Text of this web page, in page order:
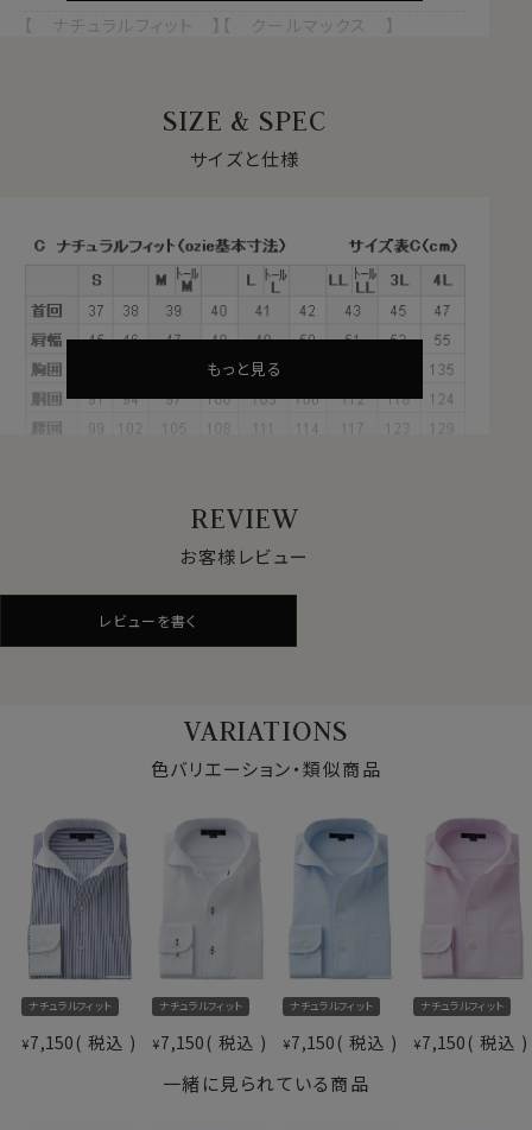
【 ナチュラルフィット 】【 クールマックス 】
・汗や水分を吸い上げ、蒸発させる吸水速乾のドライ素材
・衣服内をドライに保ち、日常の快適な着心地をサポート
・シワになりにくい形態安定
・綿素材をブレンドすることで、自然な風合いを感じる素
材
これらの特長を備えた素材が、綿混のクールマックス®フ
●ナチュラルな着用感を大切にした快適ドライ素材
汗や蒸れを発散させる吸水速乾素材に、綿をブレンド。綿
素材ならではの風合いをプラス。
ドライ感を保ちながらも、ナチュラルな素材感が特長で
す。
また着用時だけでなく、洗濯後の乾きが早いのもドライ
機能のメリットです。
●形態安定でお手入れ楽
綿とポリエステルの混紡素材は、もともと洗濯後のお手
入れがしやすい特性を持っていますが、さらに形態安定
加工を施しています。
洗濯後もしわが残りにくく、しわが気になる場合でも簡
単なアイロンがけでご着用いただけます。
また、ソフト感や素材感を引き立てるため特殊処理を施
したうえで形態安定加工を行っています。
れ、着心地のよさと、お手入れのしやすさを併せ持った上
SIZE & SPEC
サイズと仕様
仕様表
素材
綿65％・ポリエステル35％
ドライ加工（吸湿速乾素材＝
形態安定
もっと見る
REVIEW
お客様レビュー
レビューを書く
VARIATIONS
色バリエーション・類似商品
ナチュラルフィット
¥7,150 税込
ナチュラルフィット
¥7,150 税込
ナチュラルフィット
¥7,150 税込
ナチュラルフィット
¥7,150 税込
一緒に見られている商品